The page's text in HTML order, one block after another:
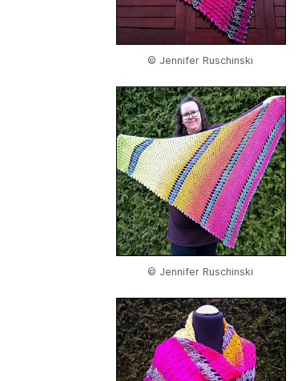
© Jennifer Ruschinski
© Jennifer Ruschinski